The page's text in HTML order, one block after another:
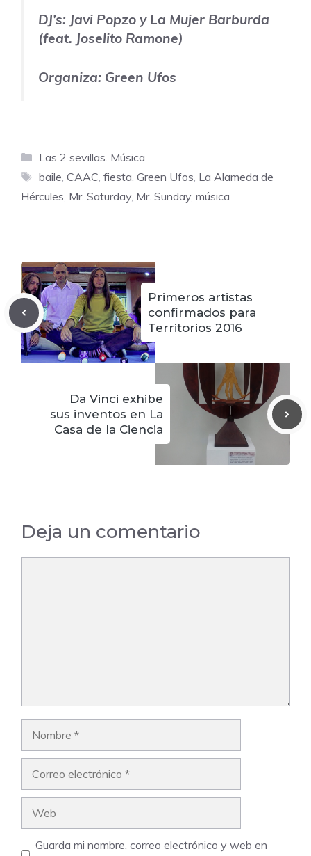
DJ’s: Javi Popzo y La Mujer Barburda
(feat. Joselito Ramone)
Organiza: Green Ufos
Categorías
Las 2 sevillas. Música
Etiquetas
baile, CAAC, fiesta, Green Ufos, La Alameda de
Hércules, Mr. Saturday, Mr. Sunday, música
Primeros artistas
confirmados para
Territorios 2016
Da Vinci exhibe
sus inventos en La
Casa de la Ciencia
Deja un comentario
Guarda mi nombre, correo electrónico y web en